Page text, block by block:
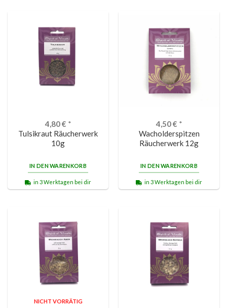
4,80€ *
Tulsikraut Räucherwerk
10g
IN DEN WARENKORB
in 3 Werktagen bei dir
4,50€ *
Wacholderspitzen
Räucherwerk 12g
IN DEN WARENKORB
in 3 Werktagen bei dir
NICHT VORRÄTIG